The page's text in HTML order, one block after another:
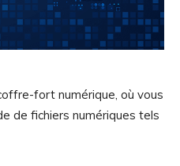
fort numérique, où vous
de fichiers numériques tels